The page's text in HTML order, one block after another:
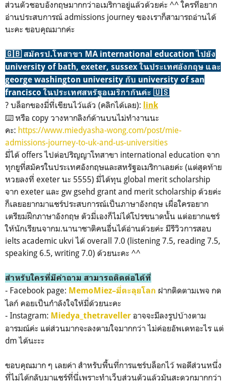
ส่วนตัวชอบอังกฤษมากกว่าอเมริกาอยู่แล้วด้วยค่ะ ^^ ใครที่อยาก
อ่านประสบการณ์ admissions journey ของเราก็สามารถอ่านได้
นะคะ ขอบคุณมากค่ะ
🇬🇧 สมัครป.โทสาขา MA international education ไปยัง
university of bath, exeter, sussex ในประเทศอังกฤษ และ
george washington university กับ university of san
francisco ในประเทศสหรัฐอเมริกากันค่ะ 🇺🇸
? บล็อกของมี่ที่เขียนไว้แล้ว (คลิกได้เลย): link
⌨️ หรือ copy วางหากลิงก์ด้านบนไม่ทำงานนะ
คะ: https://www.miedyasha-wong.com/post/mie-
admissions-journey-to-uk-and-us-universities
มี่ได้ offers ไปต่อปริญญาโทสาขา international education จาก
ทุกยูที่สมัครในประเทศอังกฤษและสหรัฐอเมริกาเลยค่ะ (แต่สุดท้าย
หวยลงที่ exeter นะ 5555) มี่ได้ทุน global merit scholarship
จาก exeter และ gw gsehd grant and merit scholarship ด้วยค่ะ
ก็เลยอยากมาแชร์ประสบการณ์เป็นภาษาอังกฤษ เผื่อใครอยาก
เตรียมฝึกภาษาอังกฤษ ตัวมี่เองก็ไม่ได้โปรขนาดนั้น แต่อยากแชร์
ให้นักเรียนจากม.นานาชาติคนอื่นได้อ่านด้วยค่ะ มีรีวิวการสอบ
ielts academic ukvi ได้ overall 7.0 (listening 7.5, reading 7.5,
speaking 6.5, writing 7.0) ด้วยนะคะ ^^
สำหรับใครที่มีคำถาม สามารถติดต่อได้ที่
- Facebook page: MemoMiez–มี่ตะลุยโลก ฝากติดตามเพจ กด
ไลก์ คอยเป็นกำลังใจให้มี่ด้วยนะคะ
- Instagram: Miedya_thetraveller อาจจะมีลงรูปบ้างตาม
อารมณ์ค่ะ แต่ส่วนมากจะลงตามใจมากกว่า ไม่ค่อยอัพเดทอะไร แต่
dm ได้นะะะ
ขอบคุณมาก ๆ เลยค่า สำหรับพื้นที่การแชร์บล็อกไว้ พอดีส่วนหนึ่ง
ที่ไม่ได้กลับมาแชร์ที่นี่เพราะทำเว็บส่วนตัวแล้วมันสะดวกมากกว่า